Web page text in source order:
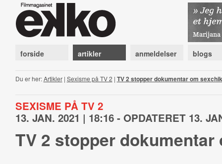
forside artikler anmeldelser blogs
Du er her:Artikler| Sexisme på TV 2 | TV 2 stopper dokumentar om
SEXISME PÅ TV 2
13. JAN. 2021 | 18:16 - OPDATERET 13.
TV 2 stopper dokumentar